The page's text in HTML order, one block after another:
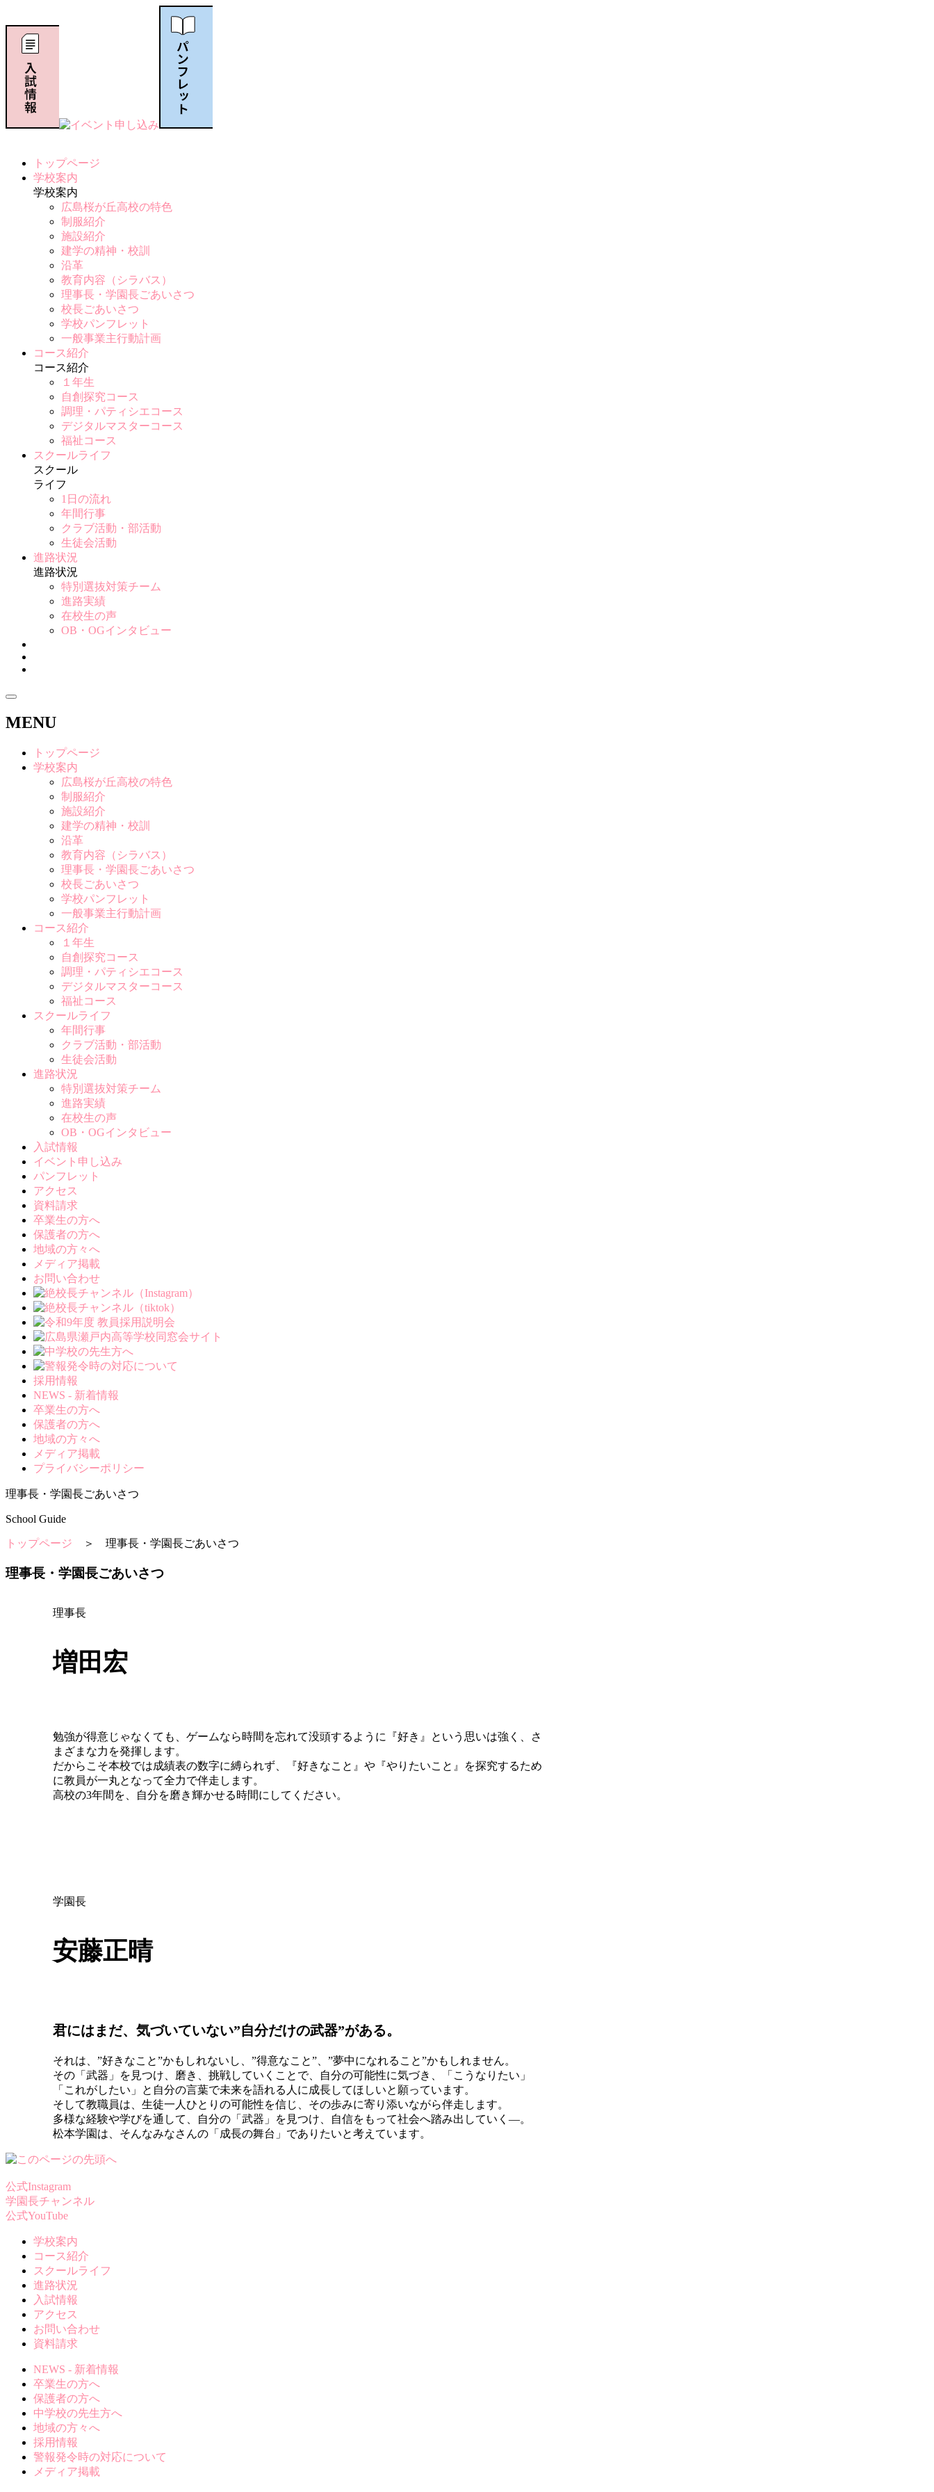
トップページ
学校案内
学校案内
広島桜が丘高校の特色
制服紹介
施設紹介
建学の精神・校訓
沿革
教育内容（シラバス）
理事長・学園長ごあいさつ
校長ごあいさつ
学校パンフレット
一般事業主行動計画
コース紹介
コース紹介
１年生
自創探究コース
調理・パティシエコース
デジタルマスターコース
福祉コース
スクールライフ
スクール
ライフ
1日の流れ
年間行事
クラブ活動・部活動
生徒会活動
進路状況
進路状況
特別選抜対策チーム
進路実績
在校生の声
OB・OGインタビュー
MENU
トップページ
学校案内
広島桜が丘高校の特色
制服紹介
施設紹介
建学の精神・校訓
沿革
教育内容（シラバス）
理事長・学園長ごあいさつ
校長ごあいさつ
学校パンフレット
一般事業主行動計画
コース紹介
１年生
自創探究コース
調理・パティシエコース
デジタルマスターコース
福祉コース
スクールライフ
年間行事
クラブ活動・部活動
生徒会活動
進路状況
特別選抜対策チーム
進路実績
在校生の声
OB・OGインタビュー
入試情報
イベント申し込み
パンフレット
アクセス
資料請求
卒業生の方へ
保護者の方へ
地域の方々へ
メディア掲載
お問い合わせ
採用情報
NEWS - 新着情報
卒業生の方へ
保護者の方へ
地域の方々へ
メディア掲載
プライバシーポリシー
理事長・学園長ごあいさつ
School Guide
トップページ ＞ 理事長・学園長ごあいさつ
理事長・学園長ごあいさつ
理事長
増田宏
勉強が得意じゃなくても、ゲームなら時間を忘れて没頭するように『好き』という思いは強く、さ
まざまな力を発揮します。
だからこそ本校では成績表の数字に縛られず、『好きなこと』や『やりたいこと』を探究するため
に教員が一丸となって全力で伴走します。
高校の3年間を、自分を磨き輝かせる時間にしてください。
学園長
安藤正晴
君にはまだ、気づいていない”自分だけの武器”がある。
それは、”好きなこと”かもしれないし、”得意なこと”、”夢中になれること”かもしれません。
その「武器」を見つけ、磨き、挑戦していくことで、自分の可能性に気づき、「こうなりたい」
「これがしたい」と自分の言葉で未来を語れる人に成長してほしいと願っています。
そして教職員は、生徒一人ひとりの可能性を信じ、その歩みに寄り添いながら伴走します。
多様な経験や学びを通して、自分の「武器」を見つけ、自信をもって社会へ踏み出していく―。
松本学園は、そんなみなさんの「成長の舞台」でありたいと考えています。
公式Instagram
学園長チャンネル
公式YouTube
学校案内
コース紹介
スクールライフ
進路状況
入試情報
アクセス
お問い合わせ
資料請求
NEWS - 新着情報
卒業生の方へ
保護者の方へ
中学校の先生方へ
地域の方々へ
採用情報
警報発令時の対応について
メディア掲載